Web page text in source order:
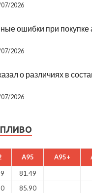
07/2026
ошибки при покупке
07/2026
о различиях в
07/2026
A95 A95+
81.49
85.90